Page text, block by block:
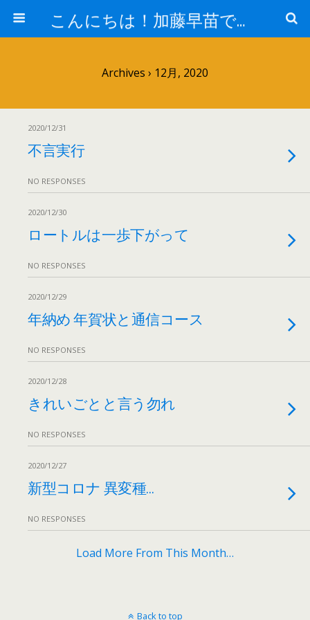
こんにちは！加藤早苗です。
Archives › 12月, 2020
2020/12/31
不言実行
NO RESPONSES
2020/12/30
ロートルは一歩下がって
NO RESPONSES
2020/12/29
年納め 年賀状と通信コース
NO RESPONSES
2020/12/28
きれいごとと言う勿れ
NO RESPONSES
2020/12/27
新型コロナ 異変種…
NO RESPONSES
Load More From This Month…
Back to top